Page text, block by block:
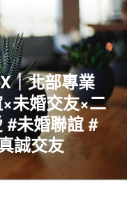
｜北部專業
未婚交友×二
#未婚聯誼 #
誠交友